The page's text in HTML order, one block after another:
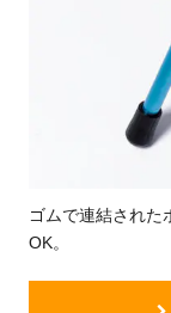
ゴムで連結された
OK。